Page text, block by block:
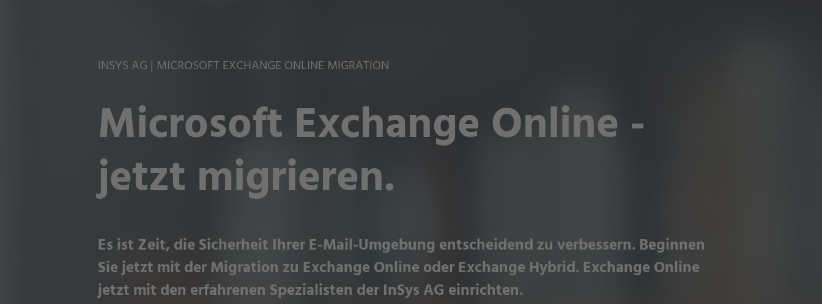
INSYS AG | MICROSOFT EXCHANGE ONLINE MIGRATION
Microsoft Exchange Online -
jetzt migrieren.
Es ist Zeit, die Sicherheit Ihrer E-Mail-Umgebung entscheidend zu verbessern. Beginnen
Sie jetzt mit der Migration zu Exchange Online oder Exchange Hybrid. Exchange Online
jetzt mit den erfahrenen Spezialisten der InSys AG einrichten.